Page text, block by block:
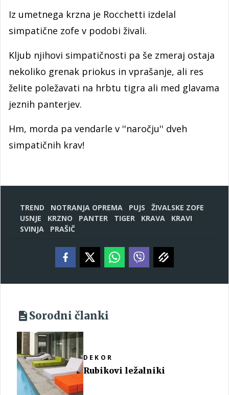
Iz umetnega krzna je Rocchetti izdelal
simpatične zofe v podobi živali.
Kljub njihovi simpatičnosti pa še zmeraj ostaja
nekoliko grenak priokus in vprašanje, ali res
želite poležavati na hrbtu tigra ali med glavama
jeznih panterjev.
Hm, morda pa vendarle v ''naročju'' dveh
simpatičnih krav!
TREND NOTRANJA OPREMA PUJS
ŽIVALSKE ZOFE
USNJE
KRZNO PANTER TIGER KRAVA
KRAVI
SVINJA
PRAŠIČ
Sorodni članki
DEKOR
Rubikovi ležalniki